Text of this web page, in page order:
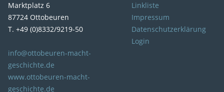
Marktplatz 6
87724 Ottobeuren
T. +49 (0)8332/9219-50
info@ottobeuren-macht-
geschichte.de
www.ottobeuren-macht-
geschichte.de
Linkliste
Impressum
Datenschutzerklärung
Login